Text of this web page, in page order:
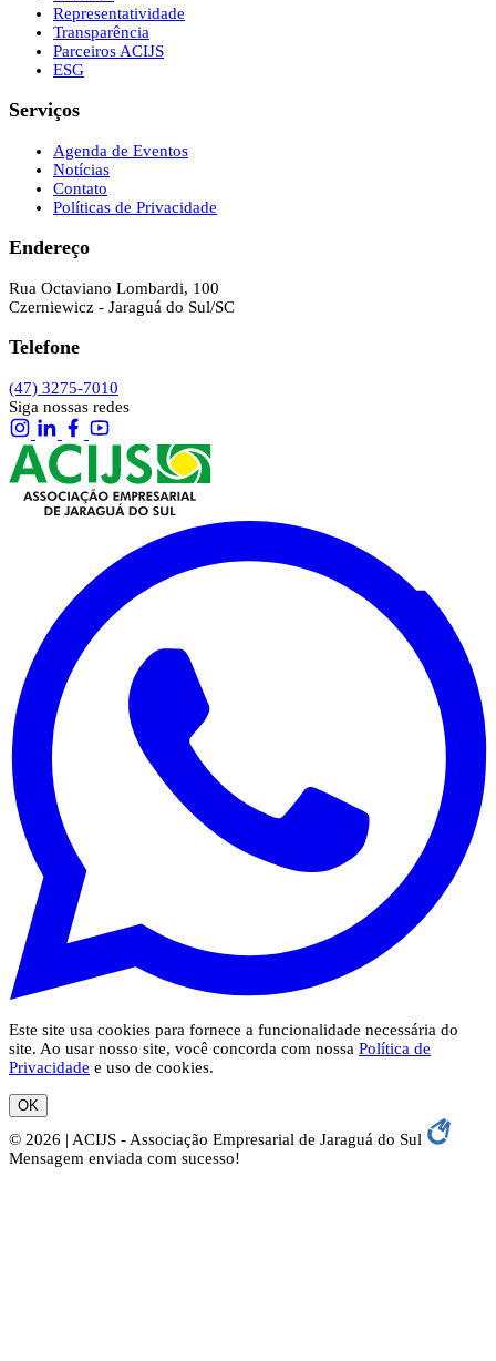
Representatividade
Transparência
Parceiros ACIJS
ESG
Serviços
Agenda de Eventos
Notícias
Contato
Políticas de Privacidade
Endereço
Rua Octaviano Lombardi, 100
Czerniewicz - Jaraguá do Sul/SC
Telefone
(47) 3275-7010
Siga nossas redes
Este site usa cookies para fornece a funcionalidade necessária do
site. Ao usar nosso site, você concorda com nossa Política de
Privacidade e uso de cookies.
OK
© 2026 | ACIJS - Associação Empresarial de Jaraguá do Sul
Mensagem enviada com sucesso!